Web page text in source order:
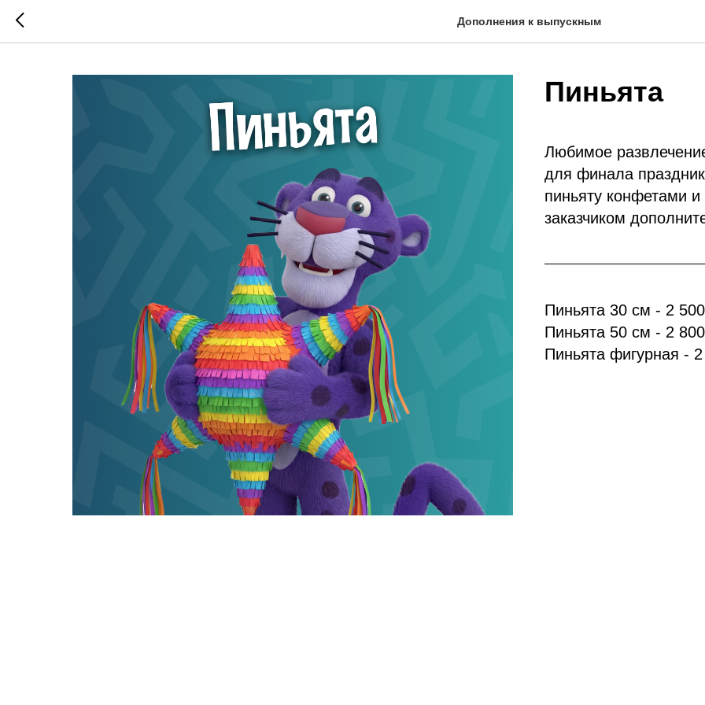
Дополнения к выпускным
Пиньята
Любимое
для финала
пиньяту конфетами
заказчиком
Пиньята 30 см - 2
Пиньята 50 см - 2
Пиньята фигурная -